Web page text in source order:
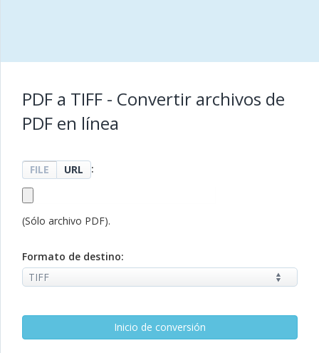
PDF a TIFF - Convertir archivos de
PDF en línea
FILE URL :
(Sólo archivo PDF).
Formato de destino: